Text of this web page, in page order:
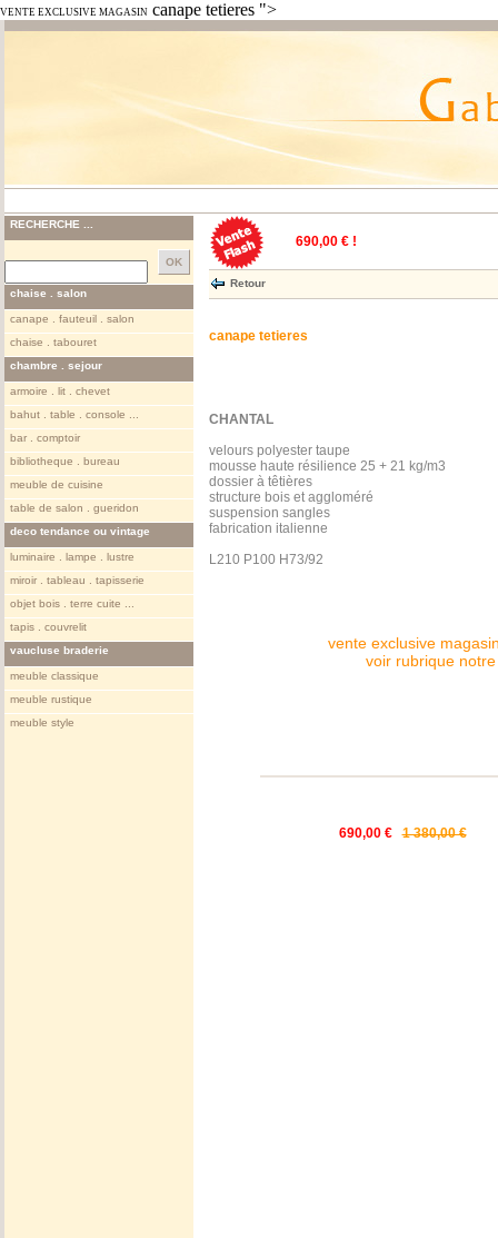
VENTE EXCLUSIVE MAGASIN canape tetieres ">
RECHERCHE ...
chaise . salon
canape . fauteuil . salon
chaise . tabouret
chambre . sejour
armoire . lit . chevet
bahut . table . console ...
bar . comptoir
bibliotheque . bureau
meuble de cuisine
table de salon . gueridon
deco tendance ou vintage
luminaire . lampe . lustre
miroir . tableau . tapisserie
objet bois . terre cuite ...
tapis . couvrelit
vaucluse braderie
meuble classique
meuble rustique
meuble style
690,00 € !
Retour
canape tetieres
CHANTAL
velours polyester taupe
mousse haute résilience 25 + 21 kg/m3
dossier à têtières
structure bois et aggloméré
suspension sangles
fabrication italienne
L210 P100 H73/92
vente exclusive
voir rubrique
690,00 € 1 380,00 €